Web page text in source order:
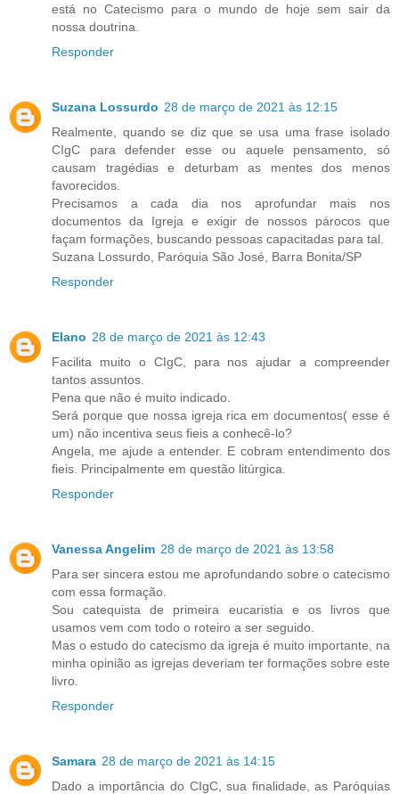
está no Catecismo para o mundo de hoje sem sair da
nossa doutrina.
Responder
Suzana Lossurdo 28 de março de 2021 às 12:15
Realmente, quando se diz que se usa uma frase isolado
CIgC para defender esse ou aquele pensamento, só
causam tragédias e deturbam as mentes dos menos
favorecidos.
Precisamos a cada dia nos aprofundar mais nos
documentos da Igreja e exigir de nossos párocos que
façam formações, buscando pessoas capacitadas para tal.
Suzana Lossurdo, Paróquia São José, Barra Bonita/SP
Responder
Elano 28 de março de 2021 às 12:43
Facilita muito o CIgC, para nos ajudar a compreender
tantos assuntos.
Pena que não é muito indicado.
Será porque que nossa igreja rica em documentos( esse é
um) não incentiva seus fieis a conhecê-lo?
Angela, me ajude a entender. E cobram entendimento dos
fieis. Principalmente em questão litúrgica.
Responder
Vanessa Angelim 28 de março de 2021 às 13:58
Para ser sincera estou me aprofundando sobre o catecismo
com essa formação.
Sou catequista de primeira eucaristia e os livros que
usamos vem com todo o roteiro a ser seguido.
Mas o estudo do catecismo da igreja é muito importante, na
minha opinião as igrejas deveriam ter formações sobre este
livro.
Responder
Samara 28 de março de 2021 às 14:15
Dado a importância do CIgC, sua finalidade, as Paróquias